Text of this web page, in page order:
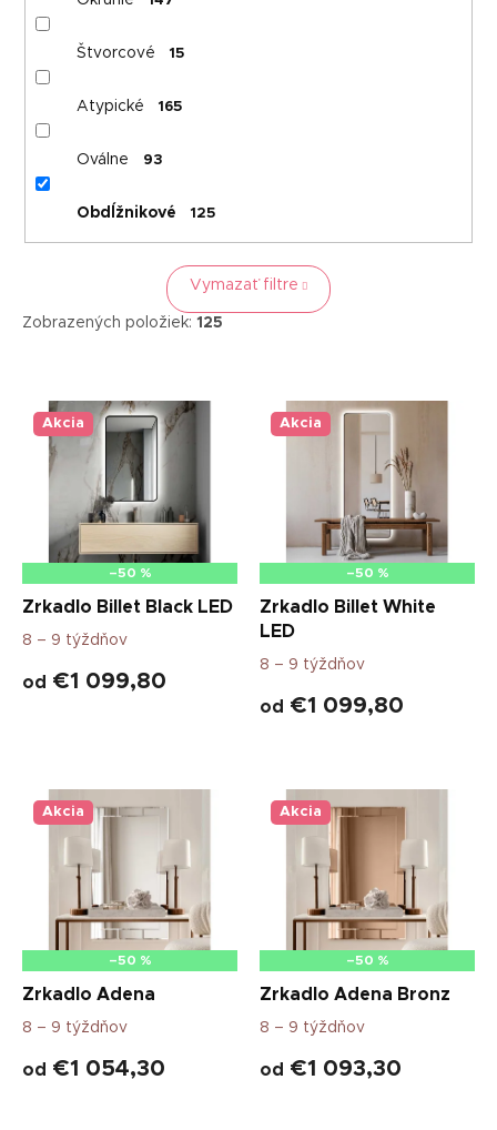
Štvorcové 15
Atypické 165
Oválne 93
Obdĺžnikové 125
Vymazať filtre
Zobrazených položiek: 125
u
t
v
Akcia
–50 %
Zrkadlo Billet Black LED
8 – 9 týždňov
od €1 099,80
Akcia
–50 %
Zrkadlo Billet White
LED
8 – 9 týždňov
od €1 099,80
Akcia
–50 %
Zrkadlo Adena
8 – 9 týždňov
od €1 054,30
Akcia
–50 %
Zrkadlo Adena Bronz
8 – 9 týždňov
od €1 093,30